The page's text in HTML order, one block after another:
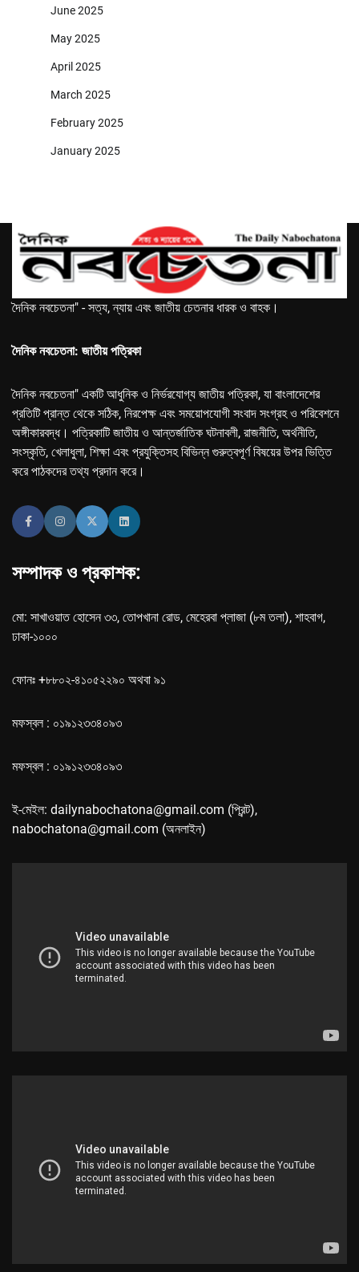
June 2025
May 2025
April 2025
March 2025
February 2025
January 2025
দৈনিক নবচেতনা" - সত্য, ন্যায় এবং জাতীয় চেতনার ধারক ও বাহক।
দৈনিক নবচেতনা: জাতীয় পত্রিকা
দৈনিক নবচেতনা" একটি আধুনিক ও নির্ভরযোগ্য জাতীয় পত্রিকা, যা বাংলাদেশের
প্রতিটি প্রান্ত থেকে সঠিক, নিরপেক্ষ এবং সময়োপযোগী সংবাদ সংগ্রহ ও পরিবেশনে
অঙ্গীকারবদ্ধ। পত্রিকাটি জাতীয় ও আন্তর্জাতিক ঘটনাবলী, রাজনীতি, অর্থনীতি,
সংস্কৃতি, খেলাধুলা, শিক্ষা এবং প্রযুক্তিসহ বিভিন্ন গুরুত্বপূর্ণ বিষয়ের উপর ভিত্তি
করে পাঠকদের তথ্য প্রদান করে।
সম্পাদক ও প্রকাশক:
মো: সাখাওয়াত হোসেন ৩৩, তোপখানা রোড, মেহেরবা প্লাজা (৮ম তলা), শাহবাগ,
ঢাকা-১০০০
ফোনঃ +৮৮০২-৪১০৫২২৯০ অথবা ৯১
মফস্বল : ০১৯১২৩৩৪০৯৩
মফস্বল : ০১৯১২৩৩৪০৯৩
ই-মেইল: dailynabochatona@gmail.com (প্রিন্ট),
nabochatona@gmail.com (অনলাইন)